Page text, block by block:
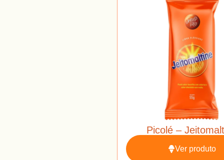
Picolé –
Ver produto